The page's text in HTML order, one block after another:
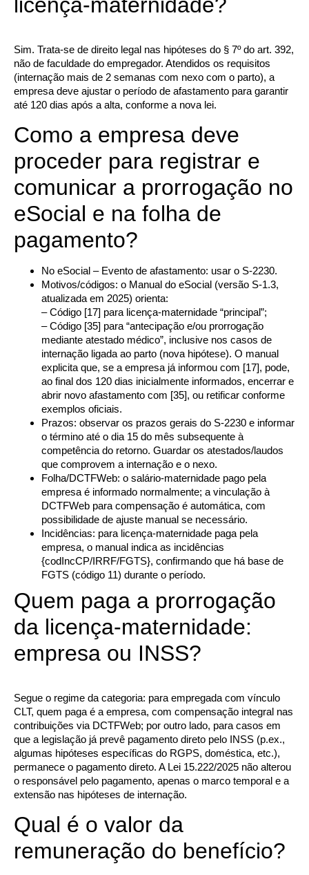
Sim. Trata-se de direito legal nas hipóteses do § 7º do art. 392,
não de faculdade do empregador. Atendidos os requisitos
(internação mais de 2 semanas com nexo com o parto), a
empresa deve ajustar o período de afastamento para garantir
até 120 dias após a alta, conforme a nova lei.
Como a empresa deve
proceder para registrar e
comunicar a prorrogação no
eSocial e na folha de
pagamento?
No eSocial – Evento de afastamento: usar o S-2230.
Motivos/códigos: o Manual do eSocial (versão S-1.3,
atualizada em 2025) orienta:
– Código [17] para licença-maternidade “principal”;
– Código [35] para “antecipação e/ou prorrogação
mediante atestado médico”, inclusive nos casos de
internação ligada ao parto (nova hipótese). O manual
explicita que, se a empresa já informou com [17], pode,
ao final dos 120 dias inicialmente informados, encerrar e
abrir novo afastamento com [35], ou retificar conforme
exemplos oficiais.
Prazos: observar os prazos gerais do S-2230 e informar
o término até o dia 15 do mês subsequente à
competência do retorno. Guardar os atestados/laudos
que comprovem a internação e o nexo.
Folha/DCTFWeb: o salário-maternidade pago pela
empresa é informado normalmente; a vinculação à
DCTFWeb para compensação é automática, com
possibilidade de ajuste manual se necessário.
Incidências: para licença-maternidade paga pela
empresa, o manual indica as incidências
{codIncCP/IRRF/FGTS}, confirmando que há base de
FGTS (código 11) durante o período.
Quem paga a prorrogação
da licença-maternidade:
empresa ou INSS?
Segue o regime da categoria: para empregada com vínculo
CLT, quem paga é a empresa, com compensação integral nas
contribuições via DCTFWeb; por outro lado, para casos em
que a legislação já prevê pagamento direto pelo INSS (p.ex.,
algumas hipóteses específicas do RGPS, doméstica, etc.),
permanece o pagamento direto. ALei 15.222/2025 não alterou
o responsável pelo pagamento, apenas o marco temporal e a
extensão nas hipóteses de internação.
Qual é o valor da
remuneração do benefício?